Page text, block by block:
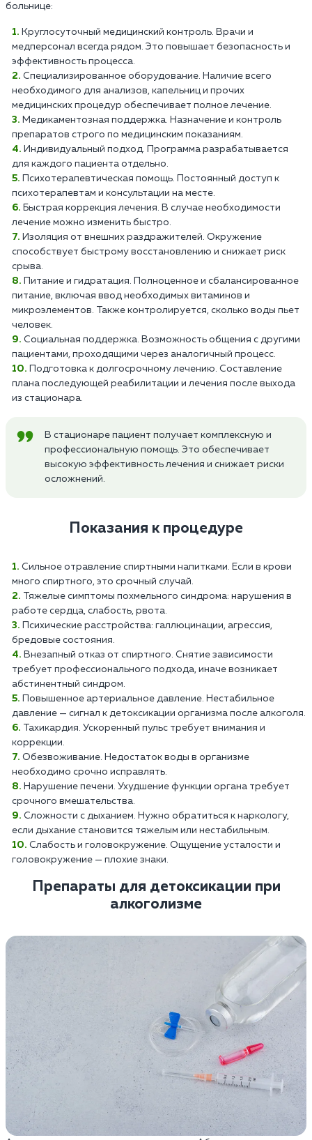
больнице:
Круглосуточный медицинский контроль. Врачи и
медперсонал всегда рядом. Это повышает безопасность и
эффективность процесса.
Специализированное оборудование. Наличие всего
необходимого для анализов, капельниц и прочих
медицинских процедур обеспечивает полное лечение.
Медикаментозная поддержка. Назначение и контроль
препаратов строго по медицинским показаниям.
Индивидуальный подход. Программа разрабатывается
для каждого пациента отдельно.
Психотерапевтическая помощь. Постоянный доступ к
психотерапевтам и консультации на месте.
Быстрая коррекция лечения. В случае необходимости
лечение можно изменить быстро.
Изоляция от внешних раздражителей. Окружение
способствует быстрому восстановлению и снижает риск
срыва.
Питание и гидратация. Полноценное и сбалансированное
питание, включая ввод необходимых витаминов и
микроэлементов. Также контролируется, сколько воды пьет
человек.
Социальная поддержка. Возможность общения с другими
пациентами, проходящими через аналогичный процесс.
Подготовка к долгосрочному лечению. Составление
плана последующей реабилитации и лечения после выхода
из стационара.
В стационаре пациент получает комплексную и
профессиональную помощь. Это обеспечивает
высокую эффективность лечения и снижает риски
осложнений.
Показания к процедуре
Сильное отравление спиртными напитками. Если в крови
много спиртного, это срочный случай.
Тяжелые симптомы похмельного синдрома: нарушения в
работе сердца, слабость, рвота.
Психические расстройства: галлюцинации, агрессия,
бредовые состояния.
Внезапный отказ от спиртного. Снятие зависимости
требует профессионального подхода, иначе возникает
абстинентный синдром.
Повышенное артериальное давление. Нестабильное
давление — сигнал к детоксикации организма после алкоголя.
Тахикардия. Ускоренный пульс требует внимания и
коррекции.
Обезвоживание. Недостаток воды в организме
необходимо срочно исправлять.
Нарушение печени. Ухудшение функции органа требует
срочного вмешательства.
Сложности с дыханием. Нужно обратиться к наркологу,
если дыхание становится тяжелым или нестабильным.
Слабость и головокружение. Ощущение усталости и
головокружение — плохие знаки.
Препараты для детоксикации при
алкоголизме